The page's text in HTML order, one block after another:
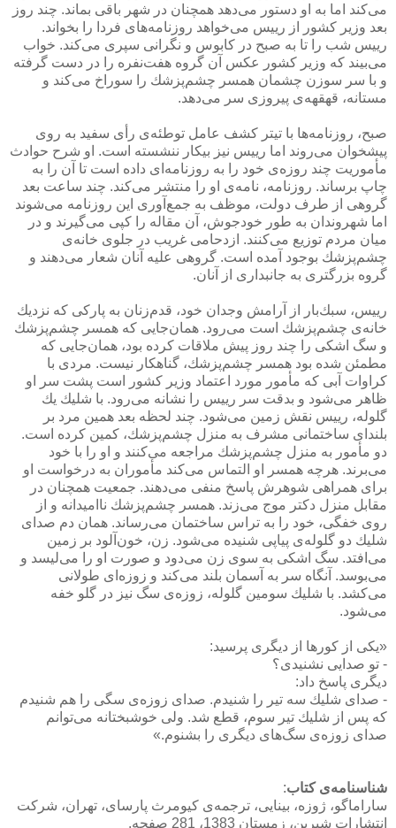
می‌كند اما به او دستور می‌دهد همچنان در شهر باقی بماند. چند روز
بعد وزیر كشور از رییس می‌خواهد روزنامه‌های فردا را بخواند.
رییس شب را تا به صبح در كابوس و نگرانی سپری می‌كند. خواب
می‌بیند كه وزیر كشور عكس آن گروه هفت‌نفره را در دست گرفته
و با سر سوزن چشمان همسر چشم‌پزشك را سوراخ می‌كند و
مستانه، قهقهه‌ی پیروزی سر می‌دهد.
صبح، روزنامه‌ها با تیتر كشف عامل توطئه‌ی رأی سفید به روی
پیشخوان می‌روند اما رییس نیز بیكار ننشسته است. او شرح حوادث
مأموریت چند روزه‌ی خود را به روزنامه‌ای داده است تا آن را به
چاپ برساند. روزنامه، نامه‌ی او را منتشر می‌كند. چند ساعت بعد
گروهی از طرف دولت، موظف به جمع‌آوری این روزنامه می‌شوند
اما شهروندان به طور خودجوش، آن مقاله را كپی می‌گیرند و در
میان مردم توزیع می‌كنند. ازدحامی غریب در جلوی خانه‌ی
چشم‌پزشك بوجود آمده است. گروهی علیه آنان شعار می‌دهند و
گروه بزرگتری به جانبداری از آنان.
رییس، سبك‌بار از آرامش وجدان خود، قدم‌زنان به پاركی كه نزدیك
خانه‌ی چشم‌پزشك است می‌رود. همان‌جایی كه همسر چشم‌پزشك
و سگ اشكی را چند روز پیش ملاقات كرده بود، همان‌جایی كه
مطمئن شده بود همسر چشم‌پزشك، گناهكار نیست. مردی با
كراوات آبی كه مأمور مورد اعتماد وزیر كشور است پشت سر او
ظاهر می‌شود و بدقت سر رییس را نشانه می‌رود. با شلیك یك
گلوله، رییس نقش زمین می‌شود. چند لحظه بعد همین مرد بر
بلندای ساختمانی مشرف به منزل چشم‌پزشك، كمین كرده است.
دو مأمور به منزل چشم‌پزشك مراجعه می‌كنند و او را با خود
می‌برند. هرچه همسر او التماس می‌كند مأموران به درخواست او
برای همراهی شوهرش پاسخ منفی می‌دهند. جمعیت همچنان در
مقابل منزل دكتر موج می‌زند. همسر چشم‌پزشك ناامیدانه و از
روی خفگی، خود را به تراس ساختمان می‌رساند. همان دم صدای
شلیك دو گلوله‌ی پیاپی شنیده می‌شود. زن، خون‌آلود بر زمین
می‌افتد. سگ اشكی به سوی زن می‌دود و صورت او را می‌لیسد و
می‌بوسد. آنگاه سر به آسمان بلند می‌كند و زوزه‌ای طولانی
می‌كشد. با شلیك سومین گلوله، زوزه‌ی سگ نیز در گلو خفه
می‌شود.
«یكی از كورها از دیگری پرسید:
- تو صدایی نشنیدی؟
دیگری پاسخ داد:
- صدای شلیك سه تیر را شنیدم. صدای زوزه‌ی سگی را هم شنیدم
كه پس از شلیك تیر سوم، قطع شد. ولی خوشبختانه می‌توانم
صدای زوزه‌ی سگ‌های دیگری را بشنوم.»
شناسنامه‌ی كتاب:
ساراماگو، ژوزه، بینایی،‌ ترجمه‌ی كیومرث پارسای، تهران، شركت
انتشارات شیرین، زمستان 1383، 281 صفحه.